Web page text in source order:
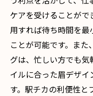
サロン滞在
安心のアフ
経験豊富なスタ
ザイン
プロが語る
デザイン提
ケアを受けることが
用すれば待ち時間を
ことが可能です。ま
グは、忙しい方でも
イルに合った眉デザ
す。駅チカの利便性と